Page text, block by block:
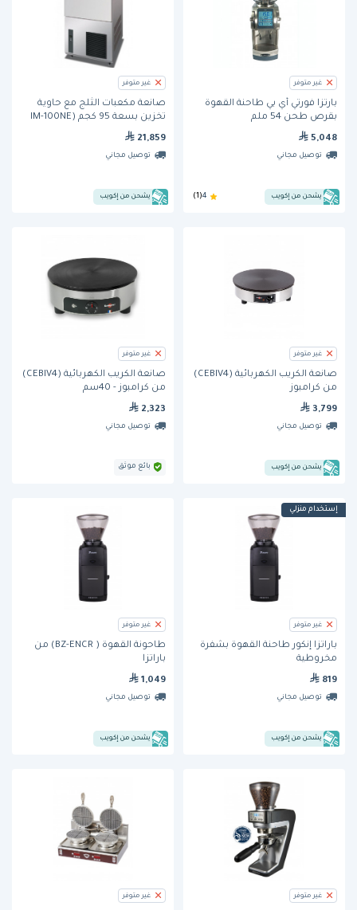
غير متوفر
بارتزا فورتي أي بي طاحنة القهوة
بقرص طحن 54 ملم
5,048
توصيل مجاني
يشحن من إكويب 4
(1)
غير متوفر
صانعة مكعبات الثلج مع حاوية
تخزين بسعة 95 كجم (IM-100NE
21,859
توصيل مجاني
يشحن من إكويب
غير متوفر
صانعة الكريب الكهربائية (CEBIV4)
من كرامبوز
3,799
توصيل مجاني
يشحن من إكويب
غير متوفر
صانعة الكريب الكهربائية (CEBIV4)
من كرامبوز - 40سم
2,323
توصيل مجاني
بائع موثق
إستخدام منزلي
غير متوفر
باراتزا إنكور طاحنة القهوة بشفرة
مخروطية
819
توصيل مجاني
يشحن من إكويب
غير متوفر
طاحونة القهوة ( BZ-ENCR) من
باراتزا
1,049
توصيل مجاني
يشحن من إكويب
غير متوفر غير متوفر